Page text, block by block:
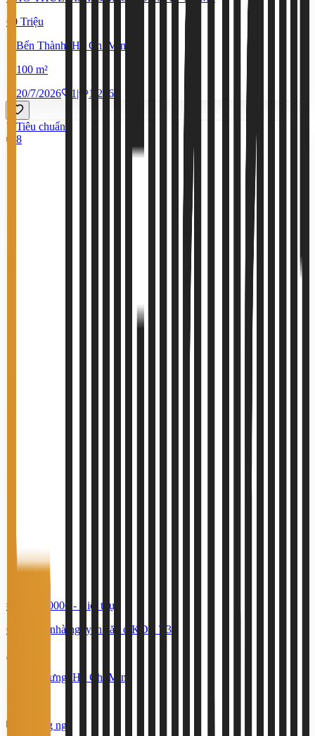
60 Triệu
Bến Thành, Hồ Chí Minh
100 m²
20/7/2026
1 | 1.256
Tiêu chuẩn
8
#TS70560006 -
Biệt thự
Cho thuê nhà nguyên căn ở KDC T30
Bình Hưng, Hồ Chí Minh
5 phòng ngủ